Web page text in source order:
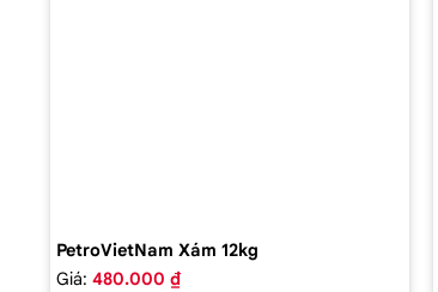
PetroVietNam Xám 12kg
Giá: 480.000 ₫